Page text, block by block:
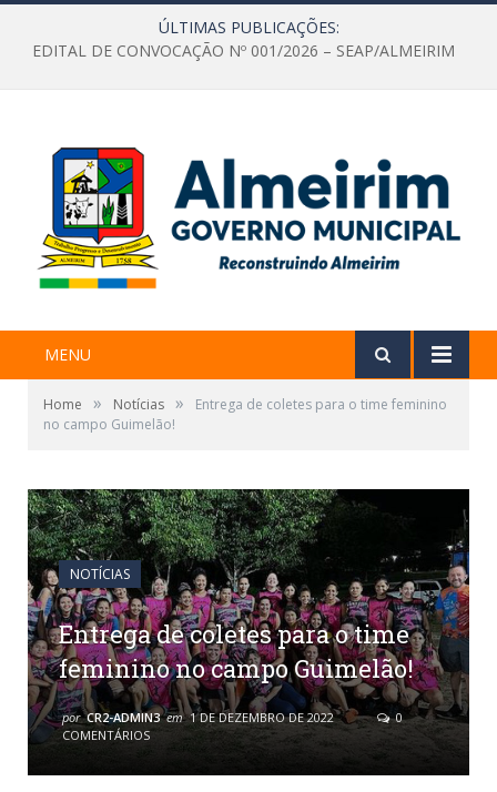
ÚLTIMAS PUBLICAÇÕES:
EDITAL DE CONVOCAÇÃO Nº 001/2026 – SEAP/ALMEIRIM
MENU
Home » Notícias »
Entrega de coletes para o time feminino
no campo Guimelão!
NOTÍCIAS
Entrega de coletes para o time
feminino no campo Guimelão!
por CR2-ADMIN3 em 1 DE DEZEMBRO DE 2022
0
COMENTÁRIOS